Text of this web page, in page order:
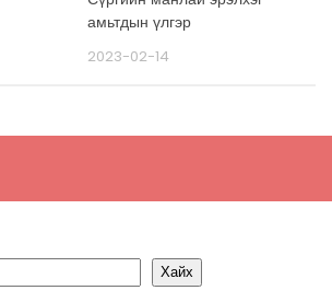
амьтдын үлгэр
2023-02-14
Хайх